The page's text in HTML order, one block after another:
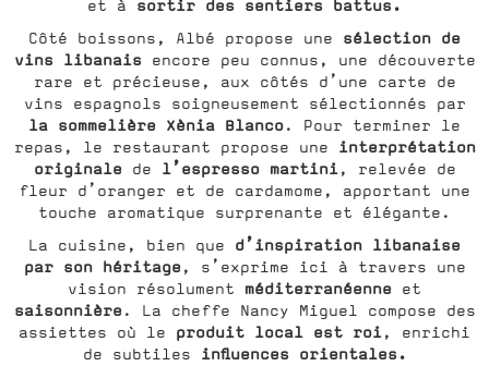
et à sortir des sentiers battus.
Côté boissons, Albé propose une sélection de
vins libanaisencore peu connus, une découverte
rare et précieuse, aux côtés d’une carte de
vins espagnols soigneusement sélectionnés par
la sommelière Xènia Blanco. Pour terminer le
repas, le restaurant propose une interprétation
originalede l’espresso martini , relevée de
fleur d’oranger et de cardamome, apportant une
touche aromatique surprenante et élégante.
La cuisine, bien que d’inspiration libanaise
par son héritage, s’exprime ici à travers une
vision résolument méditerranéenne et
saisonnière. La cheffe Nancy Miguel compose des
assiettes où le produit local est roi, enrichi
de subtiles influences orientales.